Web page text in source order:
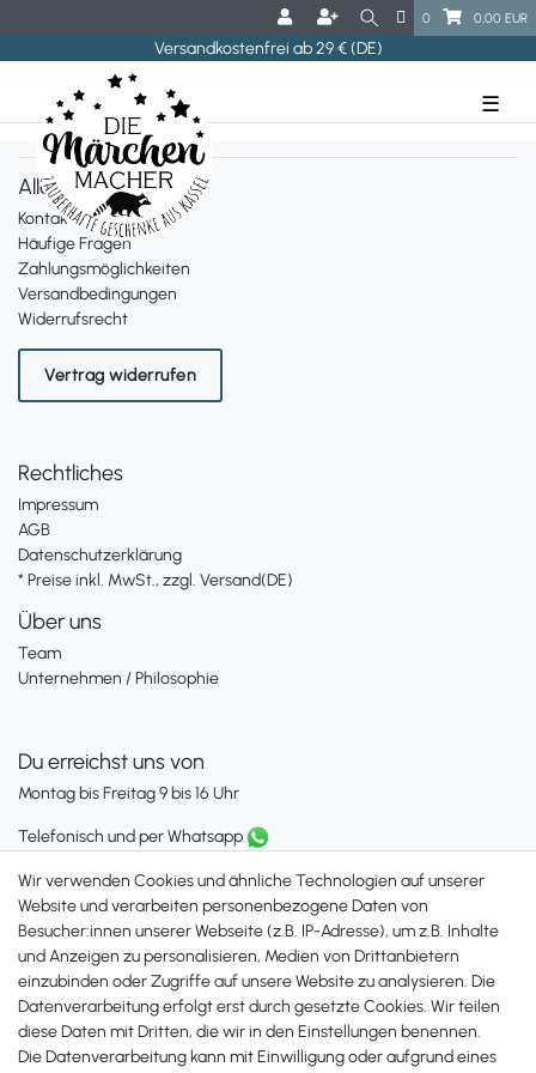
0 0,00 EUR
Versandkostenfrei ab 29 € (DE)
☰
Alles zum Bestellen
Kontakt
Häufige Fragen
Zahlungsmöglichkeiten
Versandbedingungen
Widerrufsrecht
Vertrag widerrufen
Rechtliches
Impressum
AGB
Datenschutzerklärung
* Preise inkl. MwSt., zzgl. Versand(DE)
Über uns
Team
Unternehmen / Philosophie
Du erreichst uns von
Montag bis Freitag 9 bis 16 Uhr
Telefonisch und per Whatsapp
+49 561 287 907 84
Zahlungsmöglichkeiten
Wir verwenden Cookies und ähnliche Technologien auf unserer
Website und verarbeiten personenbezogene Daten von
Besucher:innen unserer Webseite (z.B. IP-Adresse), um z.B. Inhalte
und Anzeigen zu personalisieren, Medien von Drittanbietern
einzubinden oder Zugriffe auf unsere Website zu analysieren. Die
Datenverarbeitung erfolgt erst durch gesetzte Cookies. Wir teilen
diese Daten mit Dritten, die wir in den Einstellungen benennen.
Die Datenverarbeitung kann mit Einwilligung oder aufgrund eines